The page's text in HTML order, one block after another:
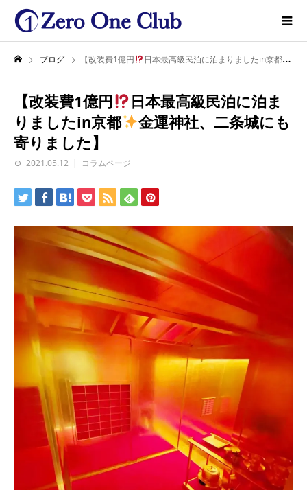
ブログ 【改装費1億円 日本最高級民泊に泊まりましたin京都
【改装費1億円
日本最高級民泊に泊ま
りましたin京都
金運神社、二条城にも
寄りました】
2021.05.12 コラムページ